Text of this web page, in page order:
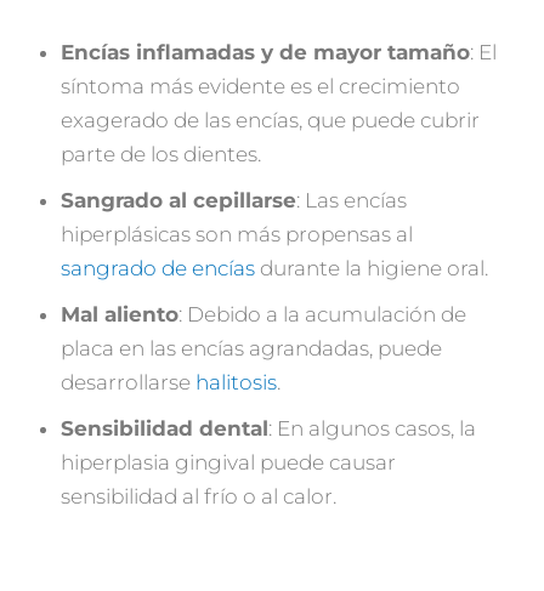
Encías inflamadas y de mayor tamaño: El
síntoma más evidente es el crecimiento
exagerado de las encías, que puede cubrir
parte de los dientes.
Sangrado al cepillarse: Las encías
hiperplásicas son más propensas al
sangrado de encías durante la higiene oral.
Mal aliento: Debido a la acumulación de
placa en las encías agrandadas, puede
desarrollarse halitosis.
Sensibilidad dental: En algunos casos, la
hiperplasia gingival puede causar
sensibilidad al frío o al calor.